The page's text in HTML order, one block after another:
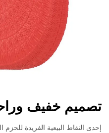
تصميم خفيف
إحدى النقاط البيعية الفريدة